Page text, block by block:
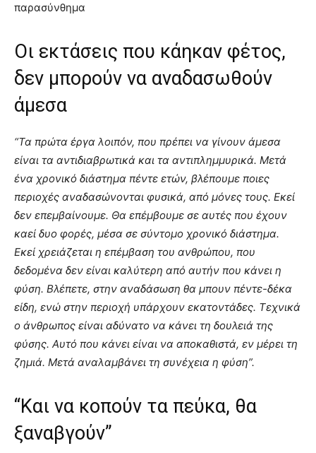
παρασύνθημα
Οι εκτάσεις που κάηκαν φέτος,
δεν μπορούν να αναδασωθούν
άμεσα
“Τα πρώτα έργα λοιπόν, που πρέπει να γίνουν άμεσα
είναι τα αντιδιαβρωτικά και τα αντιπλημμυρικά. Μετά
ένα χρονικό διάστημα πέντε ετών, βλέπουμε ποιες
περιοχές αναδασώνονται φυσικά, από μόνες τους. Εκεί
δεν επεμβαίνουμε. Θα επέμβουμε σε αυτές που έχουν
καεί δυο φορές, μέσα σε σύντομο χρονικό διάστημα.
Εκεί χρειάζεται η επέμβαση του ανθρώπου, που
δεδομένα δεν είναι καλύτερη από αυτήν που κάνει η
φύση. Βλέπετε, στην αναδάσωση θα μπουν πέντε-δέκα
είδη, ενώ στην περιοχή υπάρχουν εκατοντάδες. Τεχνικά
ο άνθρωπος είναι αδύνατο να κάνει τη δουλειά της
φύσης. Αυτό που κάνει είναι να αποκαθιστά, εν μέρει τη
ζημιά. Μετά αναλαμβάνει τη συνέχεια η φύση”.
“Και να κοπούν τα πεύκα, θα
ξαναβγούν”